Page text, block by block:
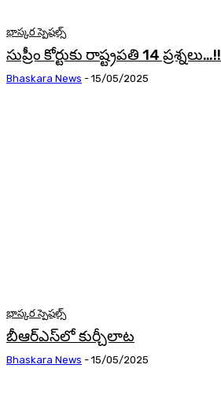
భాస్కర స్పెషల్స్
సుప్రీం కోర్టుకు రాష్ట్రపతి 14 ప్రశ్నలు…!!
Bhaskara News - 15/05/2025
భాస్కర స్పెషల్స్
బీఆర్‌ఎస్‌లో కుర్చీలాట
Bhaskara News - 15/05/2025